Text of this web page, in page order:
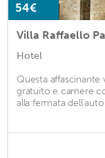
54€
Villa Raffaello
Hotel
Questa affascinante
gratuito e camere
alla fermata